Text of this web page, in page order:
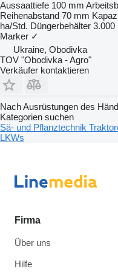
Aussaattiefe 100 mm
Reihenabstand 70 mm
ha/Std. Düngerbehälter 3.000
Marker ✓
Ukraine, Obodivka
TOV "Obodivka - Agro"
Verkäufer kontaktieren
Nach Ausrüstungen des
Kategorien suchen
Sä- und Pflanztechnik
LKWs
Firma
Über uns
Hilfe